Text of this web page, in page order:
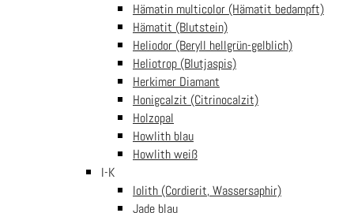
Hämatin multicolor (Hämatit bedampft)
Hämatit (Blutstein)
Heliodor (Beryll hellgrün-gelblich)
Heliotrop (Blutjaspis)
Herkimer Diamant
Honigcalzit (Citrinocalzit)
Holzopal
Howlith blau
Howlith weiß
I-K
Iolith (Cordierit, Wassersaphir)
Jade blau
Das Befolgen dieser Warn- und Sicherheitshinweise minimiert
das Risiko von Unfällen und trägt zu einer sicheren Verwendung
SPKE44Kategorien:Edelstein-Splitterketten
Goldfluss rot (Goldfluss)
Ähnliche Produkte
Armband Fingernails
Goldfluss rot für